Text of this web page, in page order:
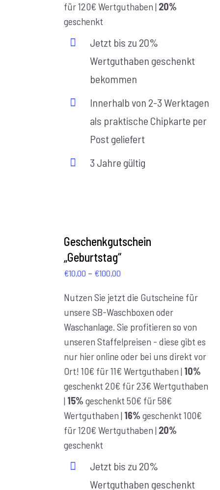
für 120€ Wertguthaben | 20%
geschenkt
Jetzt bis zu 20%
Wertguthaben geschenkt
bekommen
Innerhalb von 2-3 Werktagen
als praktische Chipkarte per
Post geliefert
3 Jahre gültig
Geschenkgutschein
„Geburtstag“
€10,00 – €100,00
bis
€100,00
Nutzen Sie jetzt die Gutscheine für
unsere SB-Waschboxen oder
Waschanlage. Sie profitieren so von
unseren Staffelpreisen - diese gibt es
nur hier online oder bei uns direkt vor
Ort! 10€ für 11€ Wertguthaben | 10%
geschenkt 20€ für 23€ Wertguthaben
| 15% geschenkt 50€ für 58€
Wertguthaben | 16% geschenkt 100€
für 120€ Wertguthaben | 20%
geschenkt
Jetzt bis zu 20%
Wertguthaben geschenkt